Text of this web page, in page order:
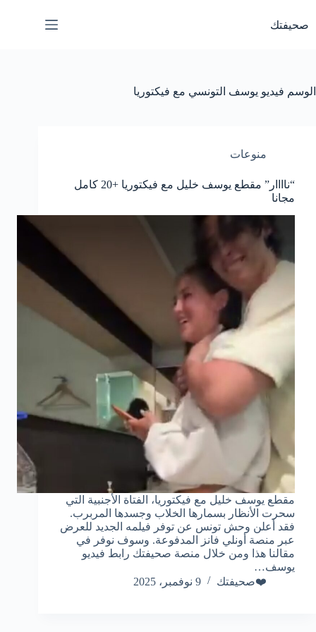
المحتوى
صحيفتك
الوسم فيديو يوسف التونسي مع فيكتوريا
منوعات
“ناااار” مقطع يوسف خليل مع فيكتوريا +20 كامل
مجانا
مقطع يوسف خليل مع فيكتوريا، الفتاة الأجنبية التي
سحرت الأنظار بسمارها الخلاب وجسدها المربرب.
فقد أعلن وحش تونس عن توفر فيلمه الجديد للعرض
عبر منصة أونلي فانز المدفوعة. وسوف نوفر في
مقالنا هذا ومن خلال منصة صحيفتك رابط فيديو
يوسف…
❤️صحيفتك
9 نوفمبر، 2025